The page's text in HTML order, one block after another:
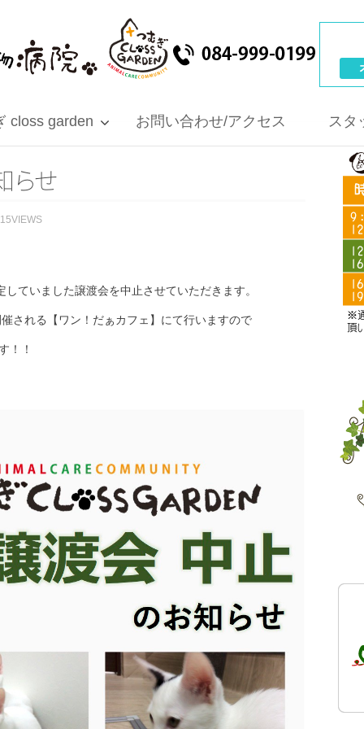
closs garden お問い合わせ/アクセス スタ
らせ
ていました譲渡会を中止させていただきます。
される【ワン！だぁカフェ】にて行いますので
！！